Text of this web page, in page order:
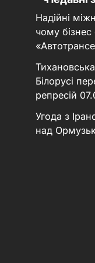
Надійні
чому
Білорусі
репресій
Угода з
над